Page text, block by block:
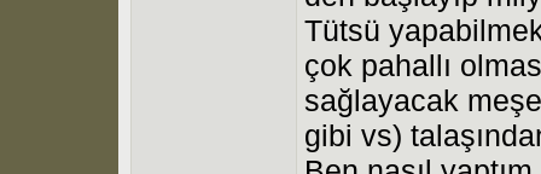
Tütsü
çok pahallı
sağlayacak
gibi vs)